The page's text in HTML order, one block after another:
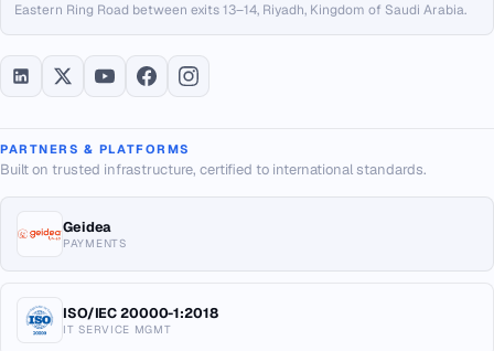
Eastern Ring Road between exits 13–14, Riyadh, Kingdom of Saudi Arabia.
PARTNERS & PLATFORMS
Built on trusted infrastructure, certified to international standards.
Geidea
PAYMENTS
ISO/IEC 20000-1:2018
IT SERVICE MGMT